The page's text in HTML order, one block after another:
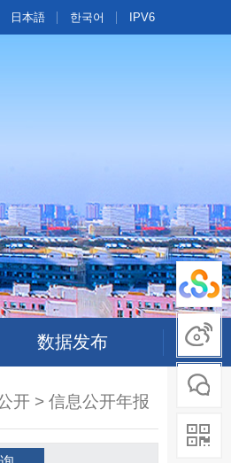
日本語 한국어 IPV6
数据发布
开 > 信息公开年报